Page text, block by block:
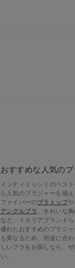
おすすめな人気の
インティミッシミのベス
ら人気のブラジャーを揃
ファイバーのブラトップ
アングルブラ
、きれいな
など、イタリアブランド
優れたおすすめのブラジ
も異なるため、用途に合
しいブラをお探しなら、
い。